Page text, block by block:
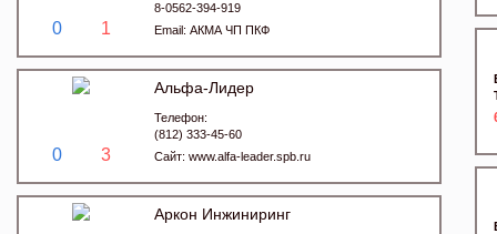
0 1
8-0562-394-919
Email: АКМА ЧП ПКФ
0 3
Альфа-Лидер
Телефон:
(812) 333-45-60
Сайт: www.alfa-leader.spb.ru
Аркон Инжиниринг